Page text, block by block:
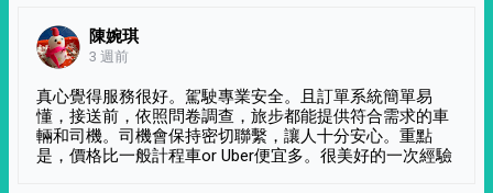
陳婉琪
3 週前
真心覺得服務很好。駕駛專業安全。且訂單系統簡單易
懂，接送前，依照問卷調查，旅步都能提供符合需求的車
輛和司機。司機會保持密切聯繫，讓人十分安心。重點
是，價格比一般計程車or Uber便宜多。很美好的一次經驗